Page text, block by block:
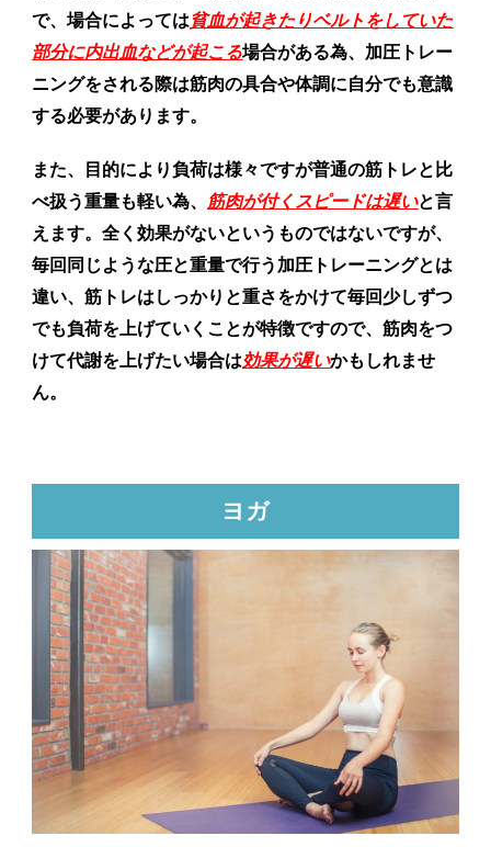
で、場合によっては貧血が起きたりベルトをしていた
部分に内出血などが起こる場合がある為、加圧トレー
ニングをされる際は筋肉の具合や体調に自分でも意識
する必要があります。
また、目的により負荷は様々ですが普通の筋トレと比
べ扱う重量も軽い為、 筋肉が付くスピードは遅いと言
えます。全く効果がないというものではないですが、
毎回同じような圧と重量で行う加圧トレーニングとは
違い、筋トレはしっかりと重さをかけて毎回少しずつ
でも負荷を上げていくことが特徴ですので、筋肉をつ
けて代謝を上げたい場合は効果が遅いかもしれませ
ん。
ヨガ